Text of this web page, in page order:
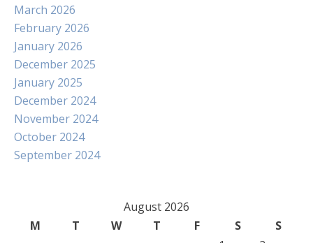
March 2026
February 2026
January 2026
December 2025
January 2025
December 2024
November 2024
October 2024
September 2024
August 2026
M
T W T F S
S